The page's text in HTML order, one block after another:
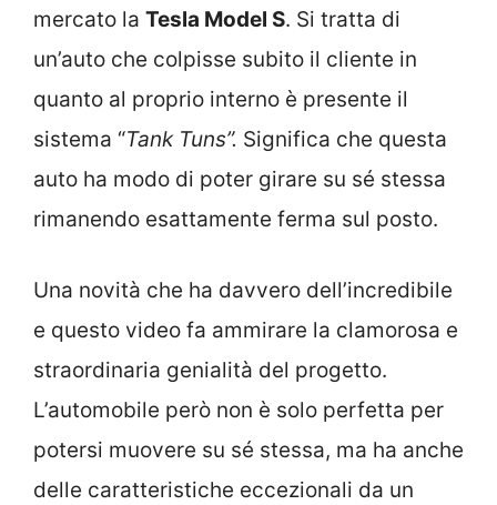
mercato la Tesla Model S. Si tratta di
un’auto che colpisse subito il cliente in
quanto al proprio interno è presente il
sistema “Tank Tuns”. Significa che questa
auto ha modo di poter girare su sé stessa
rimanendo esattamente ferma sul posto.
Una novità che ha davvero dell’incredibile
e questo video fa ammirare la clamorosa e
straordinaria genialità del progetto.
L’automobile però non è solo perfetta per
potersi muovere su sé stessa, ma ha anche
delle caratteristiche eccezionali da un